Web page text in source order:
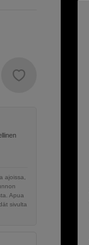
ajoissa,
Apua
sivulta